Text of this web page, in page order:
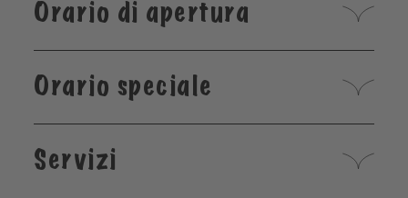
Orario di apertura
Orario speciale
Servizi